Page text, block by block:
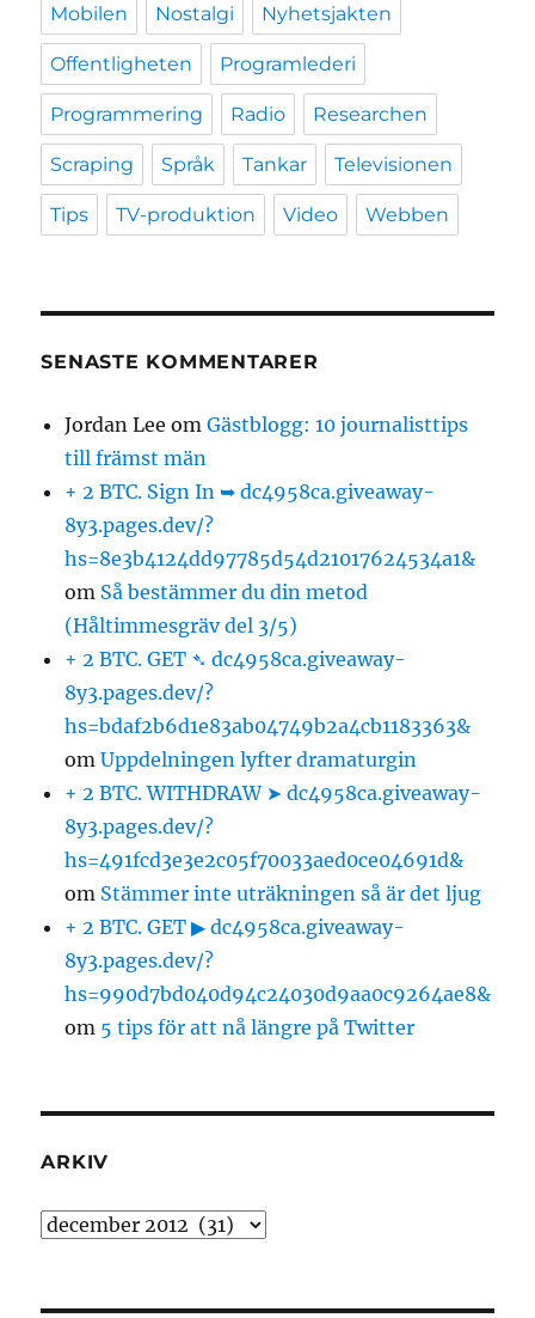
Mobilen Nostalgi Nyhetsjakten
Offentligheten Programlederi
Programmering Radio Researchen
Scraping Språk Tankar Televisionen
Tips TV-produktion Video Webben
SENASTE KOMMENTARER
Jordan Lee omGästblogg: 10 journalisttips
till främst män
+ 2 BTC. Sign In ➥ dc4958ca.giveaway-
8y3.pages.dev/?
hs=8e3b4124dd97785d54d21017624534a1&
om Så bestämmer du din metod
(Håltimmesgräv del 3/5)
+ 2 BTC. GET ➴ dc4958ca.giveaway-
8y3.pages.dev/?
hs=bdaf2b6d1e83ab04749b2a4cb1183363&
omUppdelningen lyfter dramaturgin
+ 2 BTC. WITHDRAW ➤ dc4958ca.giveaway-
8y3.pages.dev/?
hs=491fcd3e3e2c05f70033aed0ce04691d&
om Stämmer inte uträkningen så är det ljug
+ 2 BTC. GET ▶ dc4958ca.giveaway-
8y3.pages.dev/?
hs=990d7bd040d94c24030d9aa0c9264ae8&
om 5 tips för att nå längre på Twitter
ARKIV
Arkiv